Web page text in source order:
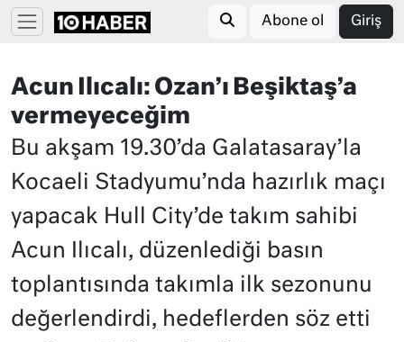
Abone ol Giriş
Acun Ilıcalı: Ozan’ı Beşiktaş’a
vermeyeceğim
Bu akşam 19.30’da Galatasaray’la
Kocaeli Stadyumu’nda hazırlık maçı
yapacak Hull City’de takım sahibi
Acun Ilıcalı, düzenlediği basın
toplantısında takımla ilk sezonunu
değerlendirdi, hedeflerden söz etti